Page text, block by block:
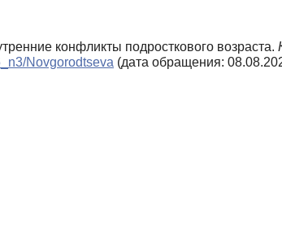
конфликты подросткового возраста.
Novgorodtseva (дата обращения: